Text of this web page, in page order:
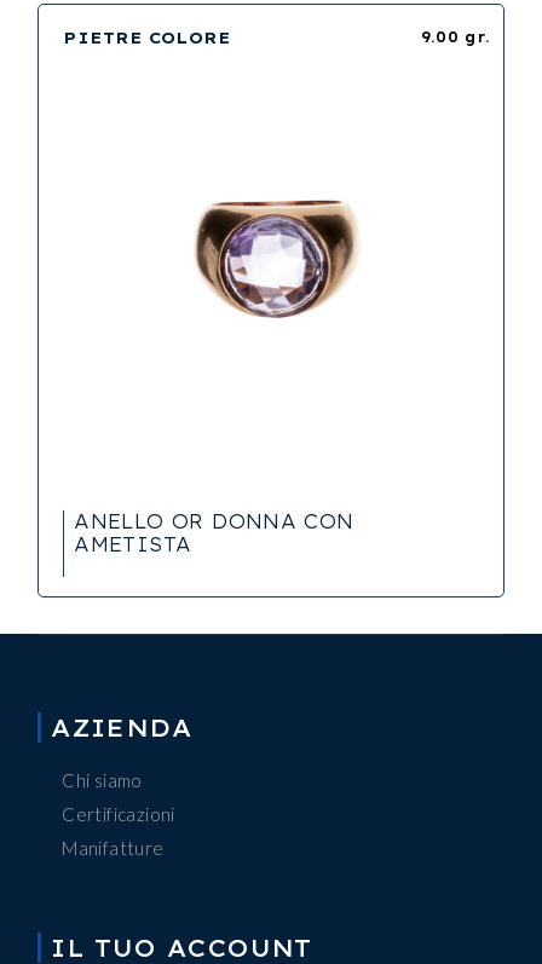
9.00 gr.
PIETRE COLORE
ANELLO OR DONNA CON
AMETISTA
AZIENDA
Chi siamo
Certificazioni
Manifatture
IL TUO ACCOUNT